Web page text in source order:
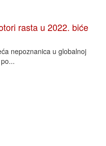
rasta u 2022. biće
nepoznanica u globalnoj